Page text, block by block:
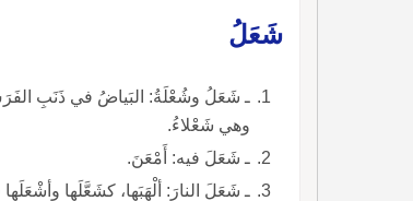
شَعَلُ
ـ شَعَلُ وشُعْلَةُ: البَياضُ في ذَنَبِ
وهي شَعْلاءُ.
ـ شَعَلَ فيه: أَمْعَنَ.
ـ شَعَلَ النارَ: ألْهَبَها، كشَعَّلَها